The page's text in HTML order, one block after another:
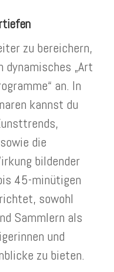
zu bereichern,
dynamisches „Art
an. In
kannst du
die
bildender
45-minütigen
sowohl
Sammlern als
und
zu bieten.